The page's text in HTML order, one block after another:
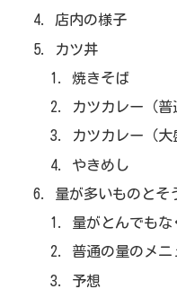
店内の様子
カツ丼
焼きそば
カツカレー（普
カツカレー（大
やきめし
量が多いものとそ
量がとんでもな
普通の量のメニ
予想